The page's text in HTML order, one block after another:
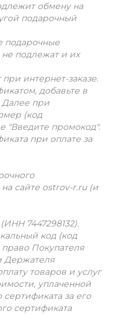
обмену на
подарочный
подарочные
подлежат и их
интернет-заказе.
добавьте в
Далее при
(код
"Введите промокод".
при оплате за
сайте ostrov-r.ru (и
7447298132).
код (код
Покупателя
Держателя
товаров и услуг
уплаченной
за его
сертификата